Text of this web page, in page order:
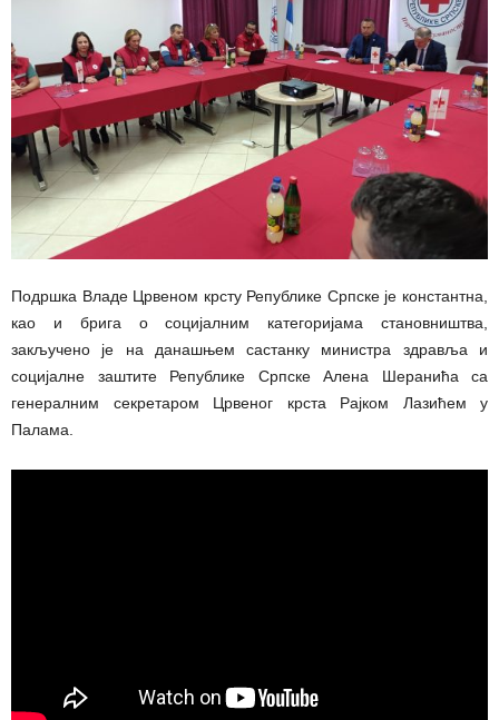
Подршка Владе Црвеном крсту Републике Српске је константна,
као и брига о социјалним категоријама становништва,
закључено је на данашњем састанку министра здравља и
социјалне заштите Републике Српске Алена Шеранића са
генералним секретаром Црвеног крста Рајком Лазићем у
Палама.